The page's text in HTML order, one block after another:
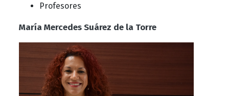
Profesores
María Mercedes Suárez de la Torre